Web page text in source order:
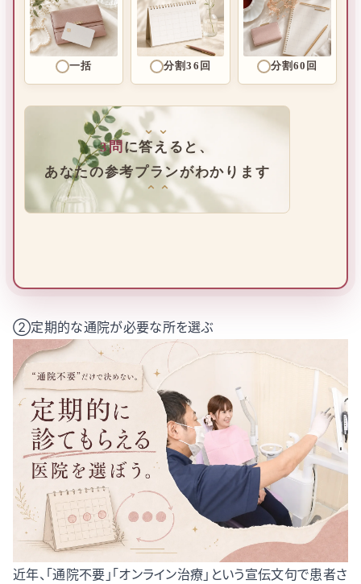
一括 分割36回 分割60回
⌄⌄
3問に答えると、
あなたの参考プランがわかります
⌄⌄
②定期的な通院が必要な所を選ぶ
近年、「通院不要」「オンライン治療」という宣伝文句で患者さ